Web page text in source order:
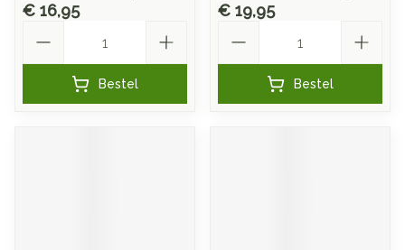
€ 16,95
Bestel
€ 19,95
Bestel